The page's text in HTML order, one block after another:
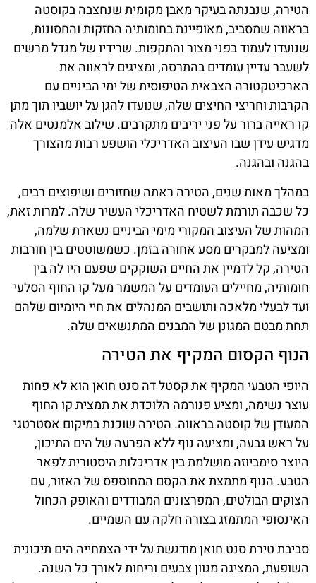
הטירה, שנבנתה בעיקר מאבן מקומית שנחצבה בקוסטה
בראווה שמסביב, מאופיינת בחומותיה החזקות והחסונות,
שנועדו לעמוד בפני מצור והתקפות. שרידיו של מגדל מרשים
לשעבר עדיין עומדים בהתרסה, ומציגים לראווה את
הארכיטקטורה הצבאית הטיפוסית של ימי הביניים עם
הקרבות וחריצי החיצים שלה, שנועדו להגן על יושביו תוך מתן
קו ראייה ברור על פני יריבים מתקרבים. שילוב אלמנטים אלה
מדגיש עידן שבו העיצוב האדריכלי הושפע רבות מהצורך
בהגנה ובהגנה.
במהלך מאות שנים, הטירה ראתה שחזורים ושיפוצים רבים,
כל שכבה תורמת לשטיח האדריכלי העשיר שלה. למרות זאת,
המהות של העיצוב המקורי מימי הביניים נשארת שלמה,
ומציעה למבקרים מסע אחורה בזמן. כשמשוטטים בין חורבות
הטירה, קל לדמיין את החיים השוקקים שפעם היו לה בין
חומותיה, מחיילים העומדים על המשמר מעל קו החוף הסלעי
ועד לבעלי מלאכה ותושבים המנהלים את חיי היומיום שלהם
תחת מבטם המגונן של המבנים המתנשאים שלה.
הנוף הקסום המקיף את הטירה
היופי הטבעי המקיף את קסטל דה סנט חואן הוא לא פחות
עוצר נשימה, ומציע פנורמה הלוכדת את תמצית קו החוף
המעודן של קוסטה בראווה. הטירה שוכנת במיקום אסטרטגי
על ראש גבעה, ומציעה נוף ללא הפרעה של הים התיכון,
היוצר סימביוזה מושלמת בין אדריכלות היסטורית לפאר
הטבע. הנוף מתמצת את הקסם המחוספס של האזור, עם
הצוקים הבולטים, המפרצונים המבודדים והאופק הכחול
האינסופי המתמזג בצורה חלקה עם השמיים.
סביבת טירת סנט חואן מודגשת על ידי הצמחייה הים תיכונית
השופעת, המציגה מגוון צבעים וריחות לאורך כל השנה.